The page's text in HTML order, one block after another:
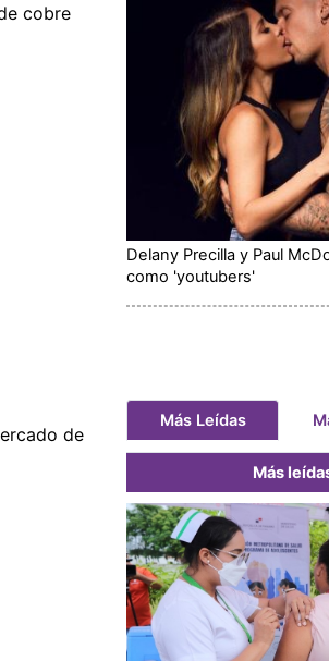
cobre
de
Delany Precilla y Paul
como 'youtubers'
Más Leídas
Más